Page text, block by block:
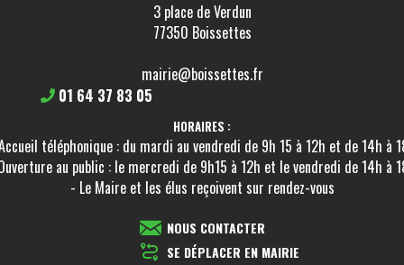
3 place de Verdun
77350 Boissettes
mairie@boissettes.fr
01 64 37 83 05
HORAIRES :
téléphonique : du mardi au vendredi de 9h 15 à 12h et de 14h à
au public : le mercredi de 9h15 à 12h et le vendredi de 14h à
- Le Maire et les élus reçoivent sur rendez-vous
NOUS CONTACTER
SE DÉPLACER EN MAIRIE